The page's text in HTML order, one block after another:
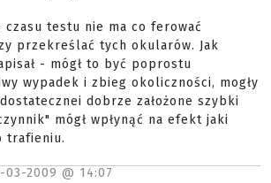
czasu testu nie ma co ferować
przekreślać tych okularów. Jak
- mógł to być poprostu
wypadek i zbieg okoliczności, mogły
dobrze założone szybki
mógł wpłynąć na efekt jaki
trafieniu.
03-2009 @ 14:07